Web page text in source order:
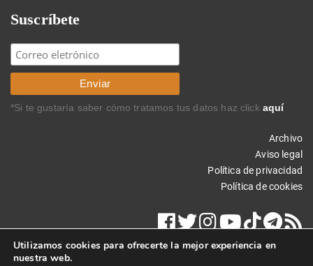
Suscríbete
*Si te gustaría saber cómo tratamos tus datos haz click aquí
Archivo
Aviso legal
Política de privacidad
Política de cookies
Utilizamos cookies para ofrecerte la mejor experiencia en
nuestra web.